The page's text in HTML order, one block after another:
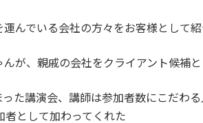
んでいる会社の方々をお客様として
が、親戚の会社をクライアント候補
た講演会、講師は参加者数にこだわ
として加わってくれた